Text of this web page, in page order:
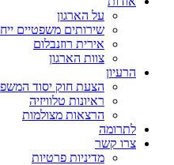
על הארגון
שירותים משפטיים
אירית רוזנבלום
צוות הארגון
הרעיון
הצעת חוק יסוד
ראיונות טלוויזיה
הרצאות מצולמות
לתרומה
צרו קשר
מדיניות פרטיות